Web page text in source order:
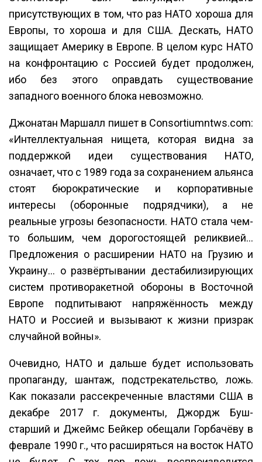
присутствующих в том, что раз НАТО хороша для
Европы, то хороша и для США. Дескать, НАТО
защищает Америку в Европе. В целом курс НАТО
на конфронтацию с Россией будет продолжен,
ибо без этого оправдать существование
западного военного блока невозможно.
Джонатан Маршалл пишет в Consortiumntws.com:
«Интеллектуальная нищета, которая видна за
поддержкой идеи существования НАТО,
означает, что с 1989 года за сохранением альянса
стоят бюрократические и корпоративные
интересы (оборонные подрядчики), а не
реальные угрозы безопасности. НАТО стала чем-
то большим, чем дорогостоящей реликвией…
Предложения о расширении НАТО на Грузию и
Украину… о развёртывании дестабилизирующих
систем противоракетной обороны в Восточной
Европе подпитывают напряжённость между
НАТО и Россией и вызывают к жизни призрак
случайной войны».
Очевидно, НАТО и дальше будет использовать
пропаганду, шантаж, подстрекательство, ложь.
Как показали рассекреченные властями США в
декабре 2017 г. документы, Джордж Буш-
старший и Джеймс Бейкер обещали Горбачёву в
феврале 1990 г., что расширяться на восток НАТО